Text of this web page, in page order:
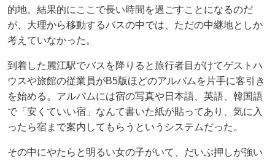
的地。結果的にここで長い時間を過ごすことになるのだ
が、大理から移動するバスの中では、ただの中継地としか
考えていなかった。
到着した麗江駅でバスを降りると旅行者目がけてゲストハ
ウスや旅館の従業員がB5版ほどのアルバムを片手に客引き
を始める。アルバムには宿の写真や日本語、英語、韓国語
で「安くていい宿」なんて書いた紙が貼ってあり、気に入
ったら宿まで案内してもらうというシステムだった。
その中にやたらと明るい女の子がいて、だいぶ押しが強い